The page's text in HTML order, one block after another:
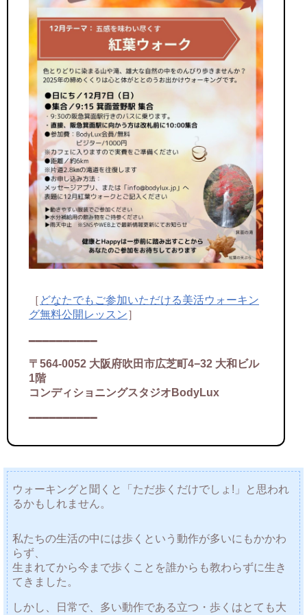
［ どなたでもご参加いただける美活ウォーキン
グ無料公開レッスン］
━━━━━━━━━━
〒564-0052 大阪府吹田市広芝町4−32 大和ビル
1階
コンディショニングスタジオBodyLux
━━━━━━━━━━
ウォーキングと聞く と「ただ歩くだけでしょ!」と思われ
るかもしれません。
私たちの生活の中には歩くという動作が多いにもかかわ
らず、
生まれてから今まで歩くことを誰からも教わらずに生き
てきました。
しかし、日常で、多い動作である立つ・歩くはとても大